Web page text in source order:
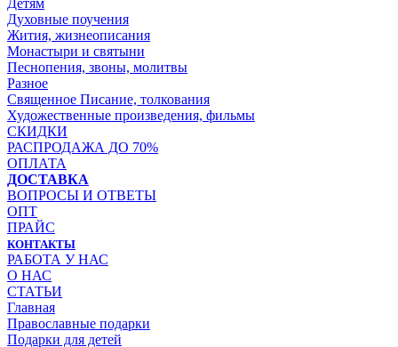
Детям
Духовные поучения
Жития, жизнеописания
Монастыри и святыни
Песнопения, звоны, молитвы
Разное
Священное Писание, толкования
Художественные произведения, фильмы
СКИДКИ
РАСПРОДАЖА ДО 70%
ОПЛАТА
ДОСТАВКА
ВОПРОСЫ И ОТВЕТЫ
ОПТ
ПРАЙС
КОНТАКТЫ
РАБОТА У НАС
О НАС
СТАТЬИ
Главная
Православные подарки
Подарки для детей